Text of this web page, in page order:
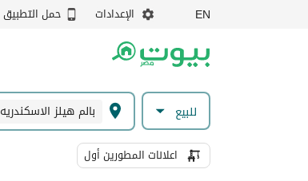
EN الإعدادات حمل التطبيق
للبيع بالم هيلز الاسكندريه
اعلانات المطورين أول